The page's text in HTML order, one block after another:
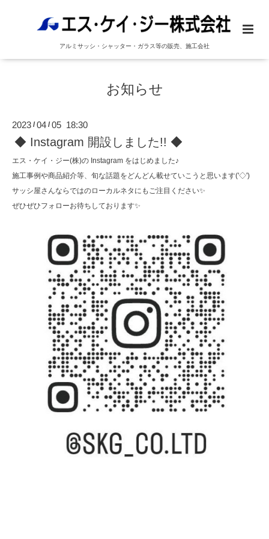
アルミサッシ・シャッター・ガラス等の販売、施工会社
お知らせ
2023 /04 /05 18:30
◆ Instagram 開設しました!! ◆
エス・ケイ・ジー(株)の Instagram をはじめました♪
施工事例や商品紹介等、旬な話題をどんどん載せていこうと思います('◇')ゞ
サッシ屋さんならではのローカルネタにもご注目ください✨
ぜひぜひフォローお待ちしております✨